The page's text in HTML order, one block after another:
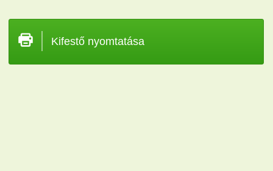
Kifestő nyomtatása